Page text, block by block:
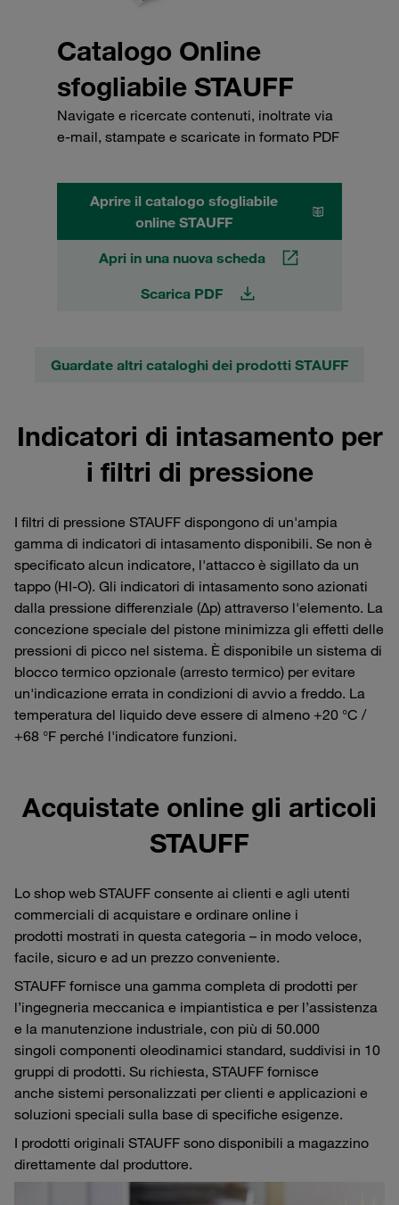
Catalogo Online
sfogliabile STAUFF
Navigate e ricercate contenuti, inoltrate via
e-mail, stampate e scaricate in formato PDF
Aprire il catalogo sfogliabile
online STAUFF
Apri in una nuova scheda
Scarica PDF
Guardate altri cataloghi dei prodotti STAUFF
Indicatori di intasamento per
i filtri di pressione
I filtri di pressione STAUFF dispongono di un'ampia
gamma di indicatori di intasamento disponibili. Se non è
specificato alcun indicatore, l'attacco è sigillato da un
tappo (HI-O). Gli indicatori di intasamento sono azionati
dalla pressione differenziale (Δp) attraverso l'elemento. La
concezione speciale del pistone minimizza gli effetti delle
pressioni di picco nel sistema. È disponibile un sistema di
blocco termico opzionale (arresto termico) per evitare
un'indicazione errata in condizioni di avvio a freddo. La
temperatura del liquido deve essere di almeno +20 °C /
+68 °F perché l'indicatore funzioni.
Acquistate online gli articoli
STAUFF
Lo shop web STAUFF consente ai clienti e agli utenti
commerciali di acquistare e ordinare online i
prodotti mostrati in questa categoria – in modo veloce,
facile, sicuro e ad un prezzo conveniente.
STAUFF fornisce una gamma completa di prodotti per
l’ingegneria meccanica e impiantistica e per l’assistenza
e la manutenzione industriale, con più di 50.000
singoli componenti oleodinamici standard, suddivisi in 10
gruppi di prodotti. Su richiesta, STAUFF fornisce
anche sistemi personalizzati per clienti e applicazioni e
soluzioni speciali sulla base di specifiche esigenze.
I prodotti originali STAUFF sono disponibili a magazzino
direttamente dal produttore.